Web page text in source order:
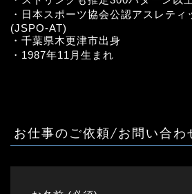
・日本スポーツ協会公認アスレティ
(JSPO-AT)
・千葉県木更津市出身
・1987年11月生まれ
お仕事のご依頼/お問い合わ